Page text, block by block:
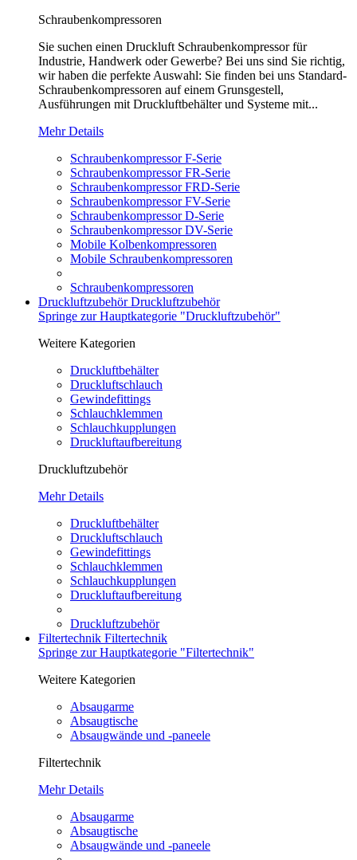
Schraubenkompressoren
Sie suchen einen Druckluft Schraubenkompressor für
Industrie, Handwerk oder Gewerbe? Bei uns sind Sie richtig,
wir haben die perfekte Auswahl: Sie finden bei uns Standard-
Schraubenkompressoren auf einem Grunsgestell,
Ausführungen mit Druckluftbehälter und Systeme mit...
Mehr Details
Schraubenkompressor F-Serie
Schraubenkompressor FR-Serie
Schraubenkompressor FRD-Serie
Schraubenkompressor FV-Serie
Schraubenkompressor D-Serie
Schraubenkompressor DV-Serie
Mobile Kolbenkompressoren
Mobile Schraubenkompressoren
Schraubenkompressoren
DruckluftzubehörDruckluftzubehör
Springe zur Hauptkategorie "Druckluftzubehör"
Weitere Kategorien
Druckluftbehälter
Druckluftschlauch
Gewindefittings
Schlauchklemmen
Schlauchkupplungen
Druckluftaufbereitung
Druckluftzubehör
Mehr Details
Druckluftbehälter
Druckluftschlauch
Gewindefittings
Schlauchklemmen
Schlauchkupplungen
Druckluftaufbereitung
Druckluftzubehör
Filtertechnik Filtertechnik
Springe zur Hauptkategorie "Filtertechnik"
Weitere Kategorien
Absaugarme
Absaugtische
Absaugwände und -paneele
Filtertechnik
Mehr Details
Absaugarme
Absaugtische
Absaugwände und -paneele